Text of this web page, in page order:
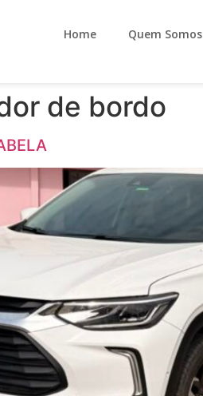
Home Quem Somos
de bordo